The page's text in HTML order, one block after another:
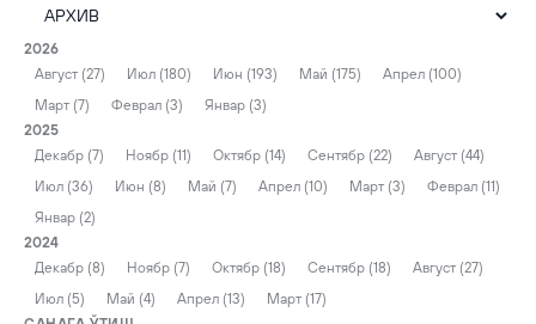
2026
Август (27)
Июл (180) Июн (193) Май (175)
Апрел (100)
Март (7)
Феврал (3)
Январ (3)
2025
Декабр (7)
Ноябр (11) Октябр (14) Сентябр (22)
Август (44)
Июл (36)
Июн (8) Май (7) Апрел (10) Март (3)
Феврал (11)
Январ (2)
2024
Декабр (8)
Ноябр (7) Октябр (18) Сентябр (18)
Август (27)
Июл (5)
Май (4) Апрел (13)
Март (17)